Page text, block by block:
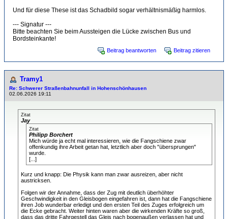
Und für diese These ist das Schadbild sogar verhältnismäßig harmlos.
--- Signatur ---
Bitte beachten Sie beim Aussteigen die Lücke zwischen Bus und
Bordsteinkante!
Beitrag beantworten Beitrag zitieren
Tramy1
Re: Schwerer Straßenbahnunfall in Hohenschönhausen
02.06.2026 19:11
Zitat
Jay
Zitat
Philipp Borchert
Mich würde ja echt mal interessieren, wie die Fangschiene zwar
offenkundig ihre Arbeit getan hat, letztlich aber doch "übersprungen"
wurde.
[...]
Kurz und knapp: Die Physik kann man zwar ausreizen, aber nicht
austricksen.
Folgen wir der Annahme, dass der Zug mit deutlich überhöhter
Geschwindigkeit in den Gleisbogen eingefahren ist, dann hat die Fangschiene
ihren Job wunderbar erledigt und den ersten Teil des Zuges erfolgreich um
die Ecke gebracht. Weiter hinten waren aber die wirkenden Kräfte so groß,
dass das dritte Fahrgestell das Gleis nach bogenaußen verlassen hat und